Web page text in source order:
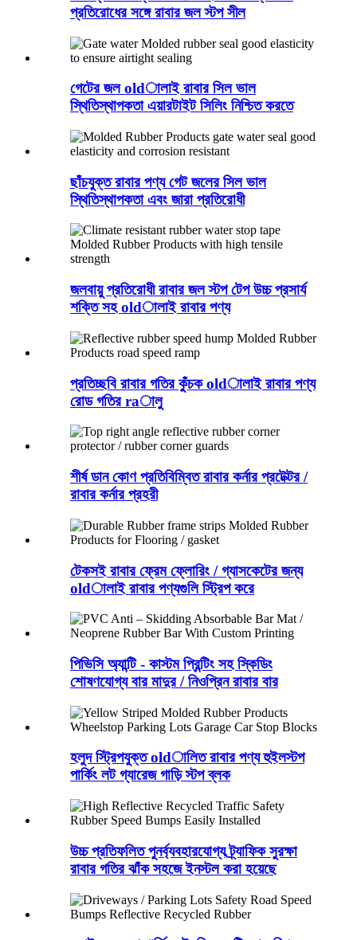
প্রতিরোধের সঙ্গে রাবার জল স্টপ সীল
গেটের জল oldালাই রাবার সিল ভাল
স্থিতিস্থাপকতা এয়ারটাইট সিলিং নিশ্চিত করতে
ছাঁচযুক্ত রাবার পণ্য গেট জলের সিল ভাল
স্থিতিস্থাপকতা এবং জারা প্রতিরোধী
জলবায়ু প্রতিরোধী রাবার জল স্টপ টেপ উচ্চ প্রসার্য
শক্তি সহ oldালাই রাবার পণ্য
প্রতিচ্ছবি রাবার গতির কুঁচক oldালাই রাবার পণ্য
রোড গতির raালু
শীর্ষ ডান কোণ প্রতিবিম্বিত রাবার কর্নার প্রটেক্টর /
রাবার কর্নার প্রহরী
টেকসই রাবার ফ্রেম ফ্লোরিং / গ্যাসকেটের জন্য
oldালাই রাবার পণ্যগুলি স্ট্রিপ করে
পিভিসি অ্যান্টি - কাস্টম প্রিন্টিং সহ স্কিডিং
শোষণযোগ্য বার মাদুর / নিওপ্রিন রাবার বার
হলুদ স্ট্রিপযুক্ত oldালিত রাবার পণ্য হুইলস্টপ
পার্কিং লট গ্যারেজ গাড়ি স্টপ ব্লক
উচ্চ প্রতিফলিত পুনর্ব্যবহারযোগ্য ট্র্যাফিক সুরক্ষা
রাবার গতির ঝাঁক সহজে ইনস্টল করা হয়েছে